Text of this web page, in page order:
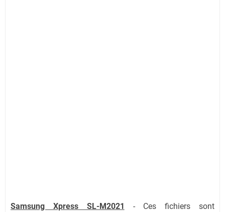
Samsung Xpress SL-M2021 - Ces fichiers sont